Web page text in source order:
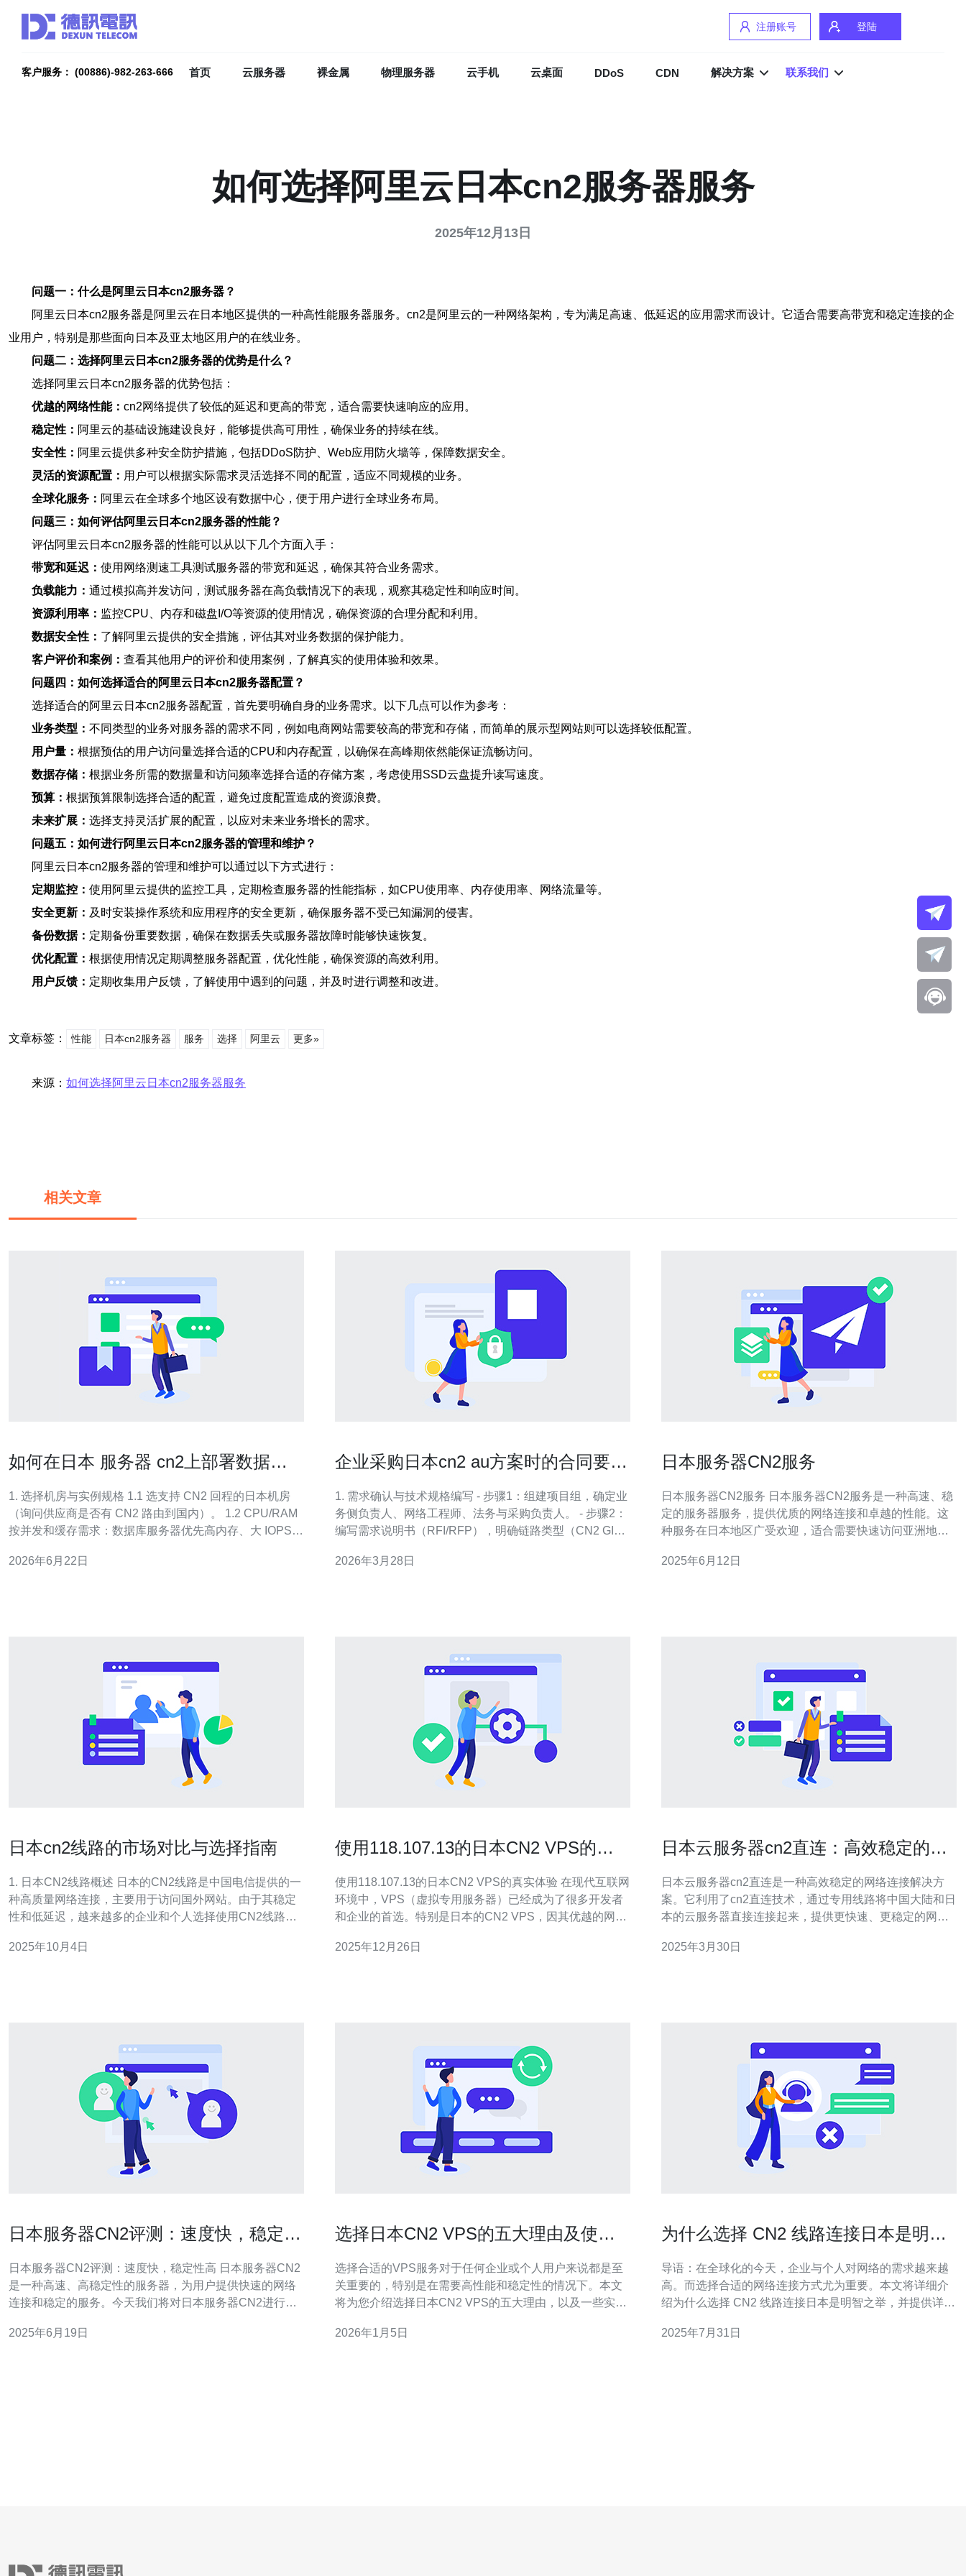
注册账号 登陆
客户服务： (00886)-982-263-666 首页 云服务器 裸金属 物理服务器 云手机 云桌面 DDoS CDN 解决方案 联系我们
如何选择阿里云日本cn2服务器服务
2025年12月13日
问题一：什么是阿里云日本cn2服务器？
阿里云日本cn2服务器是阿里云在日本地区提供的一种高性能服务器服务。cn2是阿里云的一种网络架构，专为满足高速、低延迟的应用需求而设计。它适合需要高带宽和稳定连接的企
业用户，特别是那些面向日本及亚太地区用户的在线业务。
问题二：选择阿里云日本cn2服务器的优势是什么？
选择阿里云日本cn2服务器的优势包括：
优越的网络性能： cn2网络提供了较低的延迟和更高的带宽，适合需要快速响应的应用。
稳定性： 阿里云的基础设施建设良好，能够提供高可用性，确保业务的持续在线。
安全性： 阿里云提供多种安全防护措施，包括DDoS防护、Web应用防火墙等，保障数据安全。
灵活的资源配置： 用户可以根据实际需求灵活选择不同的配置，适应不同规模的业务。
全球化服务： 阿里云在全球多个地区设有数据中心，便于用户进行全球业务布局。
问题三：如何评估阿里云日本cn2服务器的性能？
评估阿里云日本cn2服务器的性能可以从以下几个方面入手：
带宽和延迟： 使用网络测速工具测试服务器的带宽和延迟，确保其符合业务需求。
负载能力： 通过模拟高并发访问，测试服务器在高负载情况下的表现，观察其稳定性和响应时间。
资源利用率： 监控CPU、内存和磁盘I/O等资源的使用情况，确保资源的合理分配和利用。
数据安全性： 了解阿里云提供的安全措施，评估其对业务数据的保护能力。
客户评价和案例： 查看其他用户的评价和使用案例，了解真实的使用体验和效果。
问题四：如何选择适合的阿里云日本cn2服务器配置？
选择适合的阿里云日本cn2服务器配置，首先要明确自身的业务需求。以下几点可以作为参考：
业务类型： 不同类型的业务对服务器的需求不同，例如电商网站需要较高的带宽和存储，而简单的展示型网站则可以选择较低配置。
用户量： 根据预估的用户访问量选择合适的CPU和内存配置，以确保在高峰期依然能保证流畅访问。
数据存储： 根据业务所需的数据量和访问频率选择合适的存储方案，考虑使用SSD云盘提升读写速度。
预算： 根据预算限制选择合适的配置，避免过度配置造成的资源浪费。
未来扩展： 选择支持灵活扩展的配置，以应对未来业务增长的需求。
问题五：如何进行阿里云日本cn2服务器的管理和维护？
阿里云日本cn2服务器的管理和维护可以通过以下方式进行：
定期监控： 使用阿里云提供的监控工具，定期检查服务器的性能指标，如CPU使用率、内存使用率、网络流量等。
安全更新： 及时安装操作系统和应用程序的安全更新，确保服务器不受已知漏洞的侵害。
备份数据： 定期备份重要数据，确保在数据丢失或服务器故障时能够快速恢复。
优化配置： 根据使用情况定期调整服务器配置，优化性能，确保资源的高效利用。
用户反馈： 定期收集用户反馈，了解使用中遇到的问题，并及时进行调整和改进。
文章标签： 性能 日本cn2服务器 服务 选择 阿里云 更多»
来源： 如何选择阿里云日本cn2服务器服务
相关文章
如何在日本 服务器 cn2上部署数据库
1. 选择机房与实例规格 1.1 选支持 CN2 回程的日本机房
（询问供应商是否有 CN2 路由到国内）。 1.2 CPU/RAM
按并发和缓存需求：数据库服务器优先高内存、大 IOPS
创建实例后更新系统：apt update && apt upgrade -y（或
2026年6月22日
企业采购日本cn2 au方案时的合同要点
1. 需求确认与技术规格编写 - 步骤1：组建项目组，确定业
务侧负责人、网络工程师、法务与采购负责人。 - 步骤2：
编写需求说明书（RFI/RFP），明确链路类型（CN2 GIA/
境加密、BGP 多出口、MPLS VPN 等。 - 步骤3：列出
2026年3月28日
日本服务器CN2服务
日本服务器CN2服务 日本服务器CN2服务是一种高速、稳
定的服务器服务，提供优质的网络连接和卓越的性能。这
种服务在日本地区广受欢迎，适合需要快速访问亚洲地区
能特点： 高速网络连接：CN2线路连接速度快，可大大提
2025年6月12日
日本cn2线路的市场对比与选择指南
1. 日本CN2线路概述 日本的CN2线路是中国电信提供的一
种高质量网络连接，主要用于访问国外网站。由于其稳定
性和低延迟，越来越多的企业和个人选择使用CN2线路来
网络拥堵，提供更快的数据传输速度。 CN2线路通常分为
2025年10月4日
使用118.107.13的日本CN2 VPS的真
使用118.107.13的日本CN2 VPS的真实体验 在现代互联网
环境中，VPS（虚拟专用服务器）已经成为了很多开发者
和企业的首选。特别是日本的CN2 VPS，因其优越的网络
的日本CN2 VPS的真实使用体验，以及详细的操作指南，
2025年12月26日
日本云服务器cn2直连：高效稳定的网
日本云服务器cn2直连是一种高效稳定的网络连接解决方
案。它利用了cn2直连技术，通过专用线路将中国大陆和日
本的云服务器直接连接起来，提供更快速、更稳定的网络
势： 更快速：cn2直连采用专用线路连接，避免了传统网
2025年3月30日
日本服务器CN2评测：速度快，稳定性
日本服务器CN2评测：速度快，稳定性高 日本服务器CN2
是一种高速、高稳定性的服务器，为用户提供快速的网络
连接和稳定的服务。今天我们将对日本服务器CN2进行评
们首先连接到日本服务器CN2，并使用速度测试工具进行
2025年6月19日
选择日本CN2 VPS的五大理由及使用
选择合适的VPS服务对于任何企业或个人用户来说都是至
关重要的，特别是在需要高性能和稳定性的情况下。本文
将为您介绍选择日本CN2 VPS的五大理由，以及一些实用
电讯，作为您值得信赖的服务提供商，它的高品质服务和
2026年1月5日
为什么选择 CN2 线路连接日本是明智
导语：在全球化的今天，企业与个人对网络的需求越来越
高。而选择合适的网络连接方式尤为重要。本文将详细介
绍为什么选择 CN2 线路连接日本是明智之举，并提供详细
中国电信推出的一条高质量国际专线，主要用于连接中国
2025年7月31日